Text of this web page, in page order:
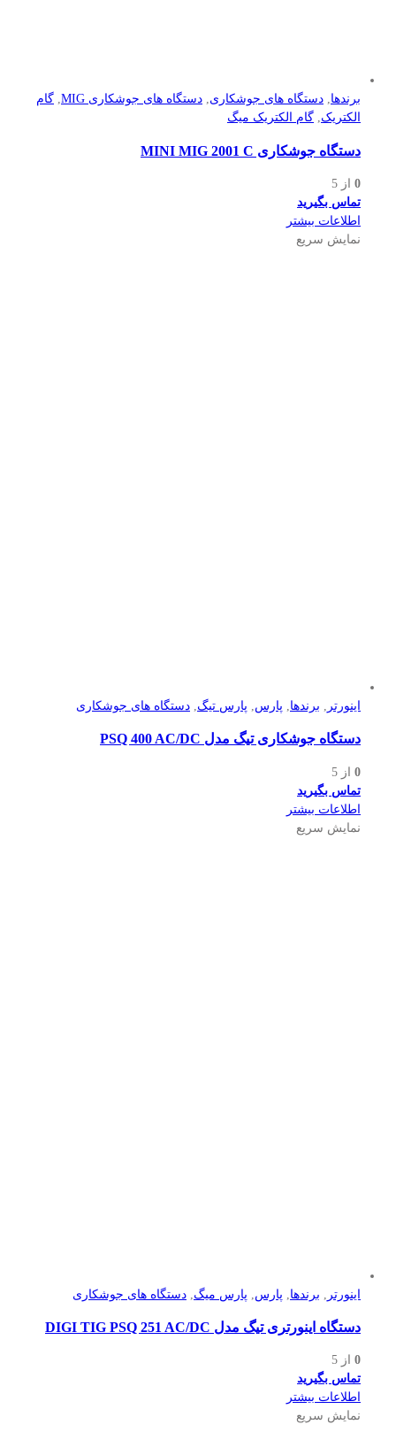
برندها, دستگاه های جوشکاری, دستگاه های جوشکاری MIG , گام
الکتریک, گام الکتریک میگ
دستگاه جوشکاری MINI MIG 2001 C
0 از 5
تماس بگیرید
اطلاعات بیشتر
نمایش سریع
اینورتر برندها پارس پارس تیگ دستگاه های جوشکاری
دستگاه جوشکاری تیگ مدل PSQ 400 AC/DC
0 از 5
تماس بگیرید
اطلاعات بیشتر
نمایش سریع
اینورتر برندها پارس پارس میگ دستگاه های جوشکاری
دستگاه اینورتری تیگ مدل DIGI TIG PSQ 251 AC/DC
0 از 5
تماس بگیرید
اطلاعات بیشتر
نمایش سریع